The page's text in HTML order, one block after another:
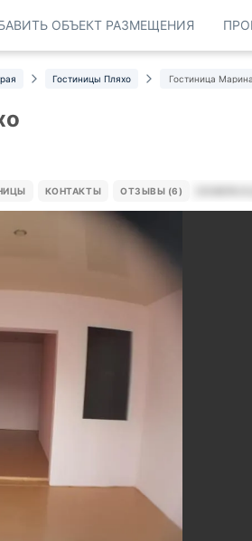
ОБЪЕКТ РАЗМЕЩЕНИЯ
Гостиницы Пляхо Гостиница Марина
КОНТАКТЫ ОТЗЫВЫ (6)